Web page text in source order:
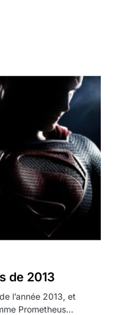
de 2013
l’année 2013, et
Prometheus…